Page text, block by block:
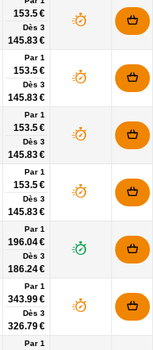
153.5 €
Dès 3
145.83 €
Par 1
153.5 €
Dès 3
145.83 €
Par 1
153.5 €
Dès 3
145.83 €
Par 1
153.5 €
Dès 3
145.83 €
Par 1
196.04 €
Dès 3
186.24 €
Par 1
343.99 €
Dès 3
326.79 €
Par 1